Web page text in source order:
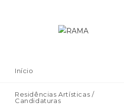
Início
Residências Artísticas /
Candidaturas